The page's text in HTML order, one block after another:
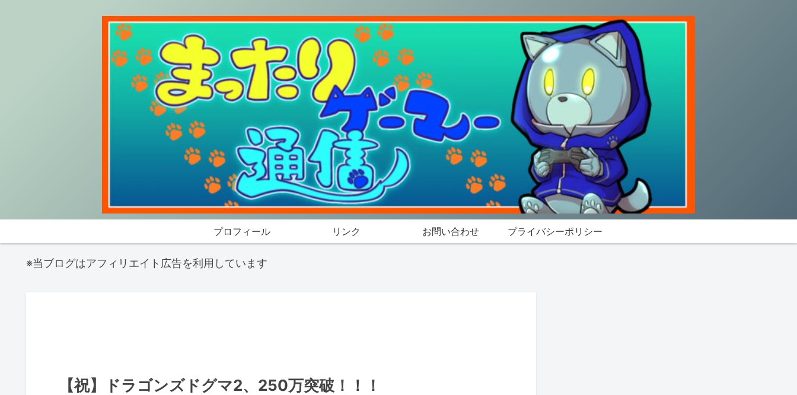
プロフィール リンク お問い合わせ プライバシーポリシー
※当ブログはアフィリエイト広告を利用しています
【祝】ドラゴンズドグマ2、250万突破！！！